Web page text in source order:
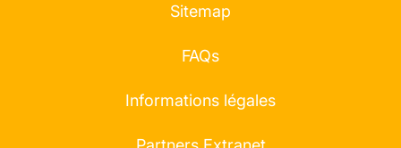
Sitemap
FAQs
Informations légales